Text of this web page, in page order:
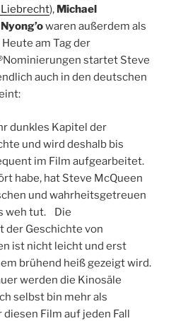
), Michael
waren außerdem als
am Tag der
startet Steve
auch in den deutschen
dunkles Kapitel der
und wird deshalb bis
im Film aufgearbeitet.
habe, hat Steve McQueen
und wahrheitsgetreuen
weh tut. Die
der Geschichte von
ist nicht leicht und erst
brühend heiß gezeigt wird.
werden die Kinosäle
selbst bin mehr als
Film auf jeden Fall